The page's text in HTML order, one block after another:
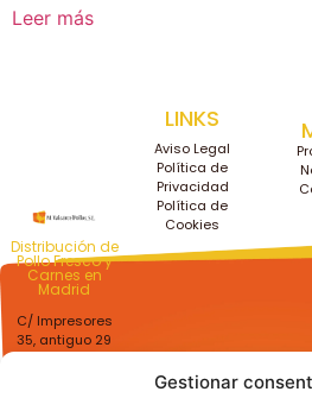
Gestionar
Leer más
Distribución de
Pollo Fresco y
Carnes en
Madrid
C/ Impresores
35, antiguo 29
LINKS
Aviso Legal
Política de
Privacidad
Política de
Cookies